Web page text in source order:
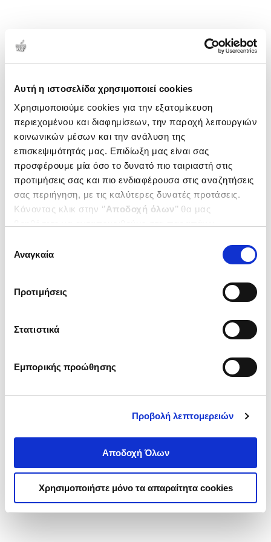
Αυτή η ιστοσελίδα χρησιμοποιεί cookies
Χρησιμοποιούμε cookies για την εξατομίκευση
περιεχομένου και διαφημίσεων, την παροχή λειτουργιών
κοινωνικών μέσων και την ανάλυση της
επισκεψιμότητάς μας. Επιδίωξη μας είναι σας
προσφέρουμε μία όσο το δυνατό πιο ταιριαστή στις
προτιμήσεις σας και πιο ενδιαφέρουσα στις αναζητήσεις
σας περιήγηση, με τις καλύτερες δυνατές προτάσεις.
Κάνοντας κλικ στην ‘’Αποδοχή όλων’’ θα μας
ενδιαφέρουν και να επιλέξετε από τα παρακάτω με την
΄΄και να ενημερωθείτε σχετικά με
συγκατάθεσης
Αναγκαία
Προτιμήσεις
Στατιστικά
Εμπορικής προώθησης
Προβολή λεπτομερειών
Αποδοχή Όλων
Χρησιμοποιήστε μόνο τα απαραίτητα cookies